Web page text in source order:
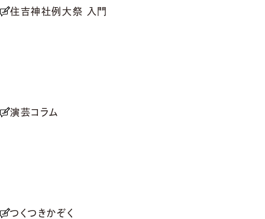
住吉神社例大祭 入門
演芸コラム
つくつきかぞく